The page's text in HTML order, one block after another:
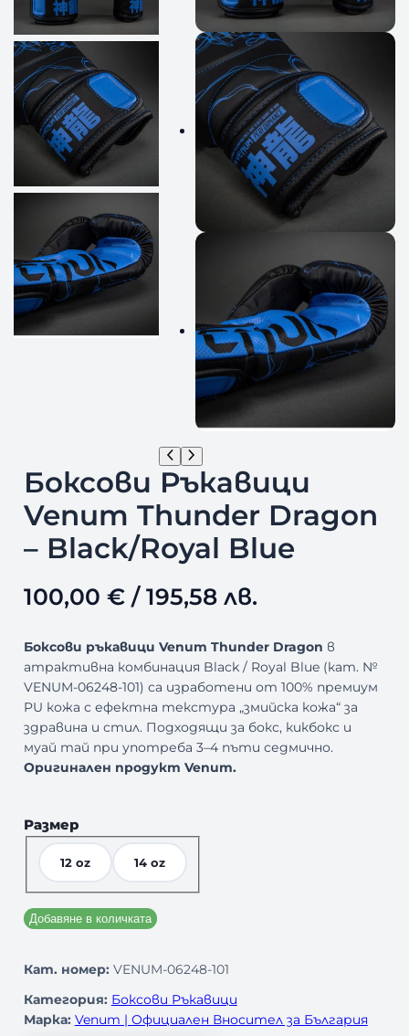
Боксови Ръкавици
Venum Thunder Dragon
– Black/Royal Blue
100,00 €/ 195,58 лв.
Боксови ръкавици Venum Thunder Dragon в
атрактивна комбинация Black / Royal Blue (кат. №
VENUM-06248-101) са изработени от 100% премиум
PU кожа с ефектна текстура „змийска кожа“ за
здравина и стил. Подходящи за бокс, кикбокс и
муай тай при употреба 3–4 пъти седмично.
Оригинален продукт Venum.
Размер
12 oz 14 oz
Добавяне в количката
Кат. номер: VENUM-06248-101
Категория: Боксови Ръкавици
Марка: Venum | Официален Вносител за България